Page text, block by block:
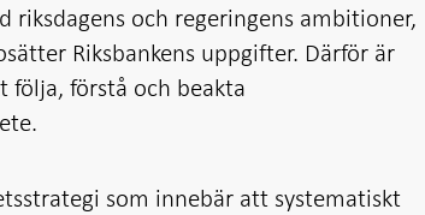
riksdagens och regeringens ambitioner,
Riksbankens uppgifter. Därför är
följa, förstå och beakta
som innebär att systematiskt